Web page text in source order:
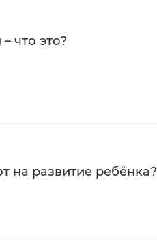
что это?
на развитие ребёнка?